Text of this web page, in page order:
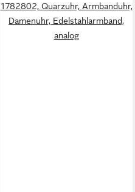
1782802, Quarzuhr, Armbanduhr,
Damenuhr, Edelstahlarmband,
analog